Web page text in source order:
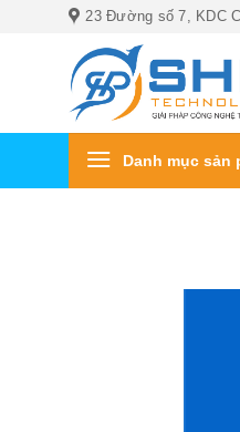
23 Đường số 7, KDC
Danh mục sản